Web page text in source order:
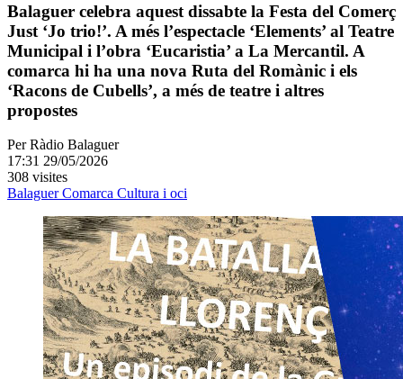
Balaguer celebra aquest dissabte la Festa del Comerç
Just ‘Jo trio!’. A més l’espectacle ‘Elements’ al Teatre
Municipal i l’obra ‘Eucaristia’ a La Mercantil. A
comarca hi ha una nova Ruta del Romànic i els
‘Racons de Cubells’, a més de teatre i altres
propostes
Per Ràdio Balaguer
17:31 29/05/2026
308 visites
BalaguerComarca Cultura i oci